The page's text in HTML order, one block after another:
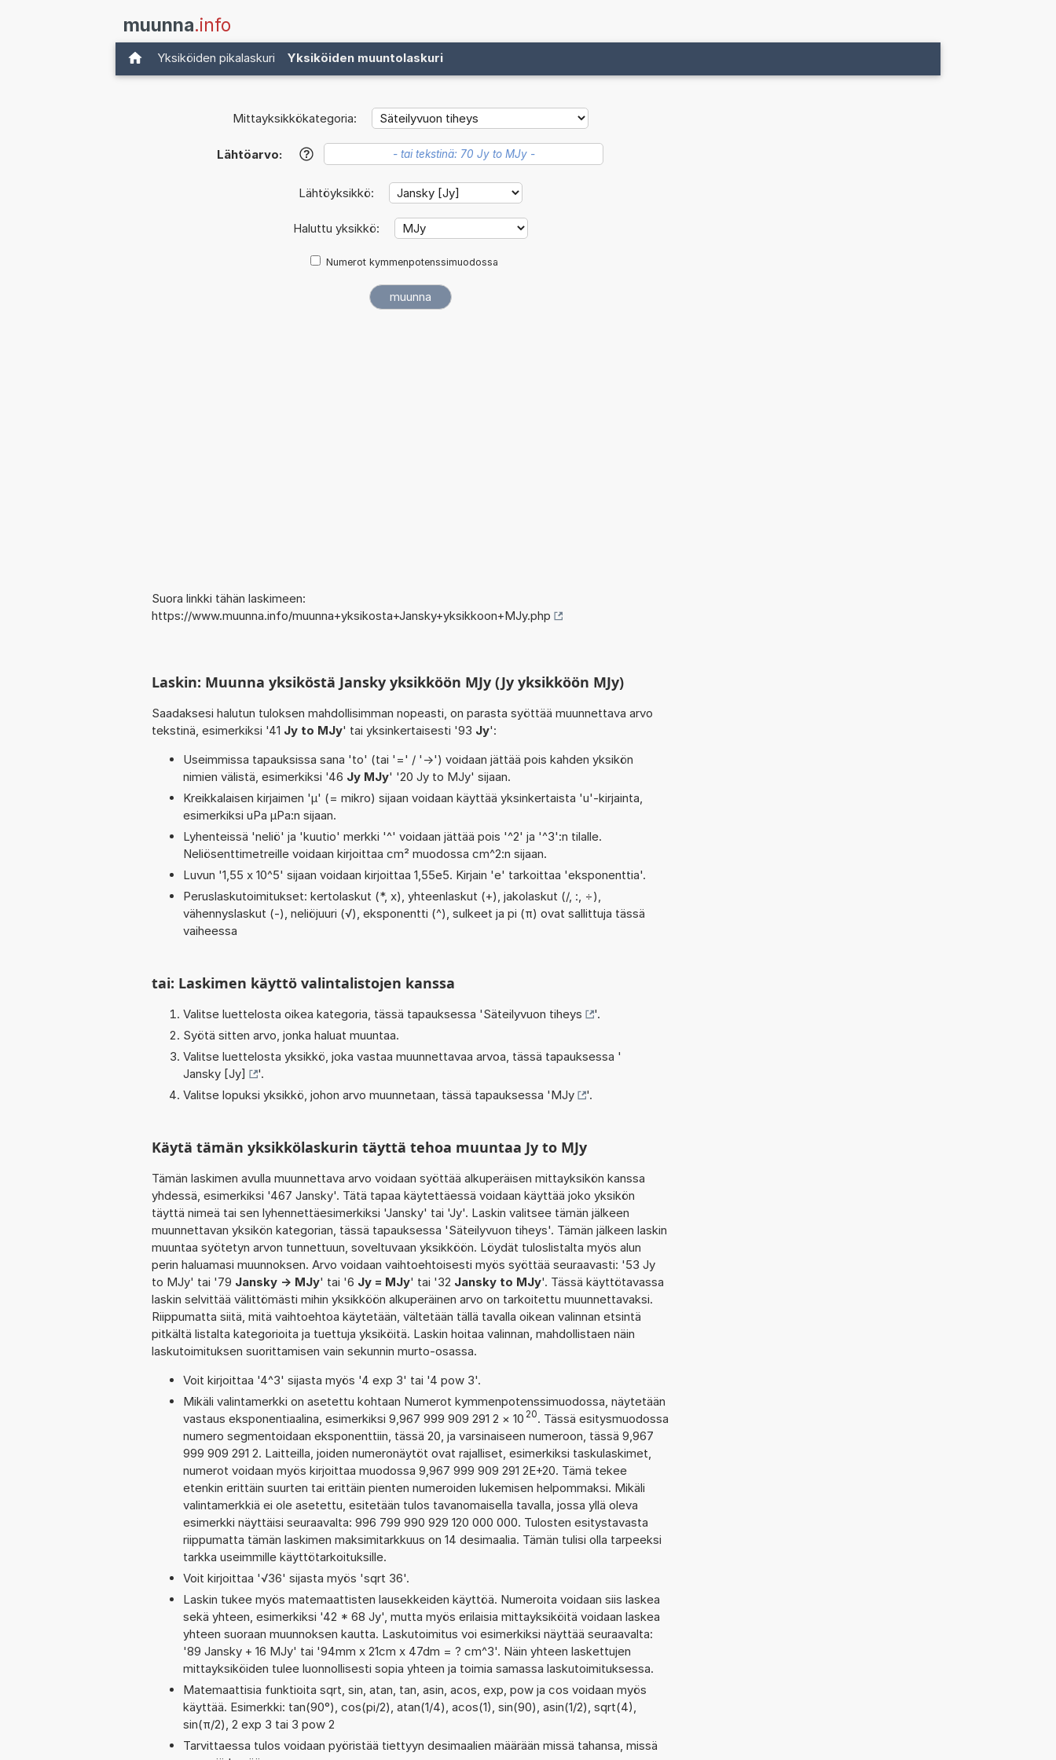
muunna.info
Yksiköiden pikalaskuri Yksiköiden muuntolaskuri
Mittayksikkökategoria:
Lähtöarvo: ?
Lähtöyksikkö:
Haluttu yksikkö:
Numerot kymmenpotenssimuodossa
Suora linkki tähän laskimeen:
https://www.muunna.info/muunna+yksikosta+Jansky+yksikkoon+MJy.php
Laskin: Muunna yksiköstä Jansky yksikköön MJy (Jy yksikköön MJy)
Saadaksesi halutun tuloksen mahdollisimman nopeasti, on parasta syöttää muunnettava arvo
tekstinä, esimerkiksi '41 Jy to MJy' tai yksinkertaisesti '93 Jy':
Useimmissa tapauksissa sana 'to' (tai '=' / '->') voidaan jättää pois kahden yksikön
nimien välistä, esimerkiksi '46 Jy MJy' '20 Jy to MJy' sijaan.
Kreikkalaisen kirjaimen 'µ' (= mikro) sijaan voidaan käyttää yksinkertaista 'u'-kirjainta,
esimerkiksi uPa µPa:n sijaan.
Lyhenteissä 'neliö' ja 'kuutio' merkki '^' voidaan jättää pois '^2' ja '^3':n tilalle.
Neliösenttimetreille voidaan kirjoittaa cm² muodossa cm^2:n sijaan.
Luvun '1,55 x 10^5' sijaan voidaan kirjoittaa 1,55e5. Kirjain 'e' tarkoittaa 'eksponenttia'.
Peruslaskutoimitukset: kertolaskut (*, x), yhteenlaskut (+), jakolaskut (/, :, ÷),
vähennyslaskut (-), neliöjuuri (√), eksponentti (^), sulkeet ja pi (π) ovat sallittuja tässä
vaiheessa
tai: Laskimen käyttö valintalistojen kanssa
Valitse luettelosta oikea kategoria, tässä tapauksessa 'Säteilyvuon tiheys
'.
Syötä sitten arvo, jonka haluat muuntaa.
Valitse luettelosta yksikkö, joka vastaa muunnettavaa arvoa, tässä tapauksessa '
Jansky [Jy]
'.
Valitse lopuksi yksikkö, johon arvo muunnetaan, tässä tapauksessa 'MJy '.
Käytä tämän yksikkölaskurin täyttä tehoa muuntaa Jy to MJy
Tämän laskimen avulla muunnettava arvo voidaan syöttää alkuperäisen mittayksikön kanssa
yhdessä, esimerkiksi '467 Jansky'. Tätä tapaa käytettäessä voidaan käyttää joko yksikön
täyttä nimeä tai sen lyhennettäesimerkiksi 'Jansky' tai 'Jy'. Laskin valitsee tämän jälkeen
muunnettavan yksikön kategorian, tässä tapauksessa 'Säteilyvuon tiheys'. Tämän jälkeen laskin
muuntaa syötetyn arvon tunnettuun, soveltuvaan yksikköön. Löydät tuloslistalta myös alun
perin haluamasi muunnoksen. Arvo voidaan vaihtoehtoisesti myös syöttää seuraavasti: '53 Jy
to MJy' tai '79 Jansky -> MJy' tai '6 Jy = MJy' tai '32 Jansky to MJy'. Tässä käyttötavassa
laskin selvittää välittömästi mihin yksikköön alkuperäinen arvo on tarkoitettu muunnettavaksi.
Riippumatta siitä, mitä vaihtoehtoa käytetään, vältetään tällä tavalla oikean valinnan etsintä
pitkältä listalta kategorioita ja tuettuja yksiköitä. Laskin hoitaa valinnan, mahdollistaen näin
laskutoimituksen suorittamisen vain sekunnin murto-osassa.
Voit kirjoittaa '4^3' sijasta myös '4 exp 3' tai '4 pow 3'.
Mikäli valintamerkki on asetettu kohtaan Numerot kymmenpotenssimuodossa, näytetään
vastaus eksponentiaalina, esimerkiksi 9,967 999 909 291 2 × 10 20. Tässä esitysmuodossa
numero segmentoidaan eksponenttiin, tässä 20, ja varsinaiseen numeroon, tässä 9,967
999 909 291 2. Laitteilla, joiden numeronäytöt ovat rajalliset, esimerkiksi taskulaskimet,
numerot voidaan myös kirjoittaa muodossa 9,967 999 909 291 2E+20. Tämä tekee
etenkin erittäin suurten tai erittäin pienten numeroiden lukemisen helpommaksi. Mikäli
valintamerkkiä ei ole asetettu, esitetään tulos tavanomaisella tavalla, jossa yllä oleva
esimerkki näyttäisi seuraavalta: 996 799 990 929 120 000 000. Tulosten esitystavasta
riippumatta tämän laskimen maksimitarkkuus on 14 desimaalia. Tämän tulisi olla tarpeeksi
tarkka useimmille käyttötarkoituksille.
Voit kirjoittaa '√36' sijasta myös 'sqrt 36'.
Laskin tukee myös matemaattisten lausekkeiden käyttöä. Numeroita voidaan siis laskea
sekä yhteen, esimerkiksi '42 * 68 Jy', mutta myös erilaisia mittayksiköitä voidaan laskea
yhteen suoraan muunnoksen kautta. Laskutoimitus voi esimerkiksi näyttää seuraavalta:
'89 Jansky + 16 MJy' tai '94mm x 21cm x 47dm = ? cm^3'. Näin yhteen laskettujen
mittayksiköiden tulee luonnollisesti sopia yhteen ja toimia samassa laskutoimituksessa.
Matemaattisia funktioita sqrt, sin, atan, tan, asin, acos, exp, pow ja cos voidaan myös
käyttää. Esimerkki: tan(90°), cos(pi/2), atan(1/4), acos(1), sin(90), asin(1/2), sqrt(4),
sin(π/2), 2 exp 3 tai 3 pow 2
Tarvittaessa tulos voidaan pyöristää tiettyyn desimaalien määrään missä tahansa, missä